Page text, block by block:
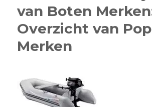
van Boten
Overzicht van
Merken